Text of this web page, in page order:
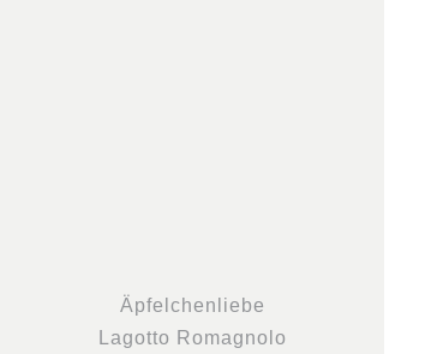
Äpfelchenliebe
Lagotto Romagnolo